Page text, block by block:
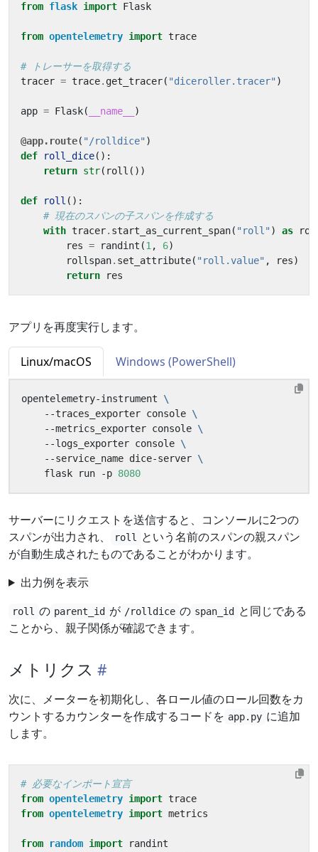
from flask import Flask
from opentelemetry import trace
# トレーサーを取得する
tracer = trace. get_tracer( "diceroller.tracer" )
app = Flask( __name__ )
@app.route( "/rolldice" )
def
roll_dice():
return str( roll ())
def roll ():
# 現在のスパンの子スパンを作成する
with tracer. start_as_current_span( "roll" ) as
res = randint (1 , 6)
rollspan. set_attribute( "roll.value" , res)
return
res
アプリを再度実行します。
Linux/macOS Windows (PowerShell)
opentelemetry-instrument
    --traces_exporter console
    --metrics_exporter console
    --logs_exporter console
    --service_name dice-server
    flask run -p
8080
サーバーにリクエストを送信すると、コンソールに2つの
スパンが出力され、
roll
という名前のスパンの親スパン
が自動生成されたものであることがわかります。
出力例を表示
roll の parent_id が /rolldice の span_id
と同じである
ことから、親子関係が確認できます。
メトリクス
次に、メーターを初期化し、各ロール値のロール回数をカ
ウントするカウンターを作成するコードを app.py に追加
します。
# 必要なインポート宣言
from opentelemetry import trace
from opentelemetry import metrics
from random import
randint